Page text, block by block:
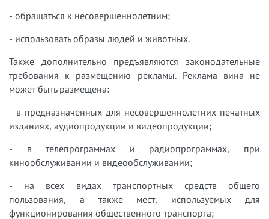
- обращаться к несовершеннолетним;
- использовать образы людей и животных.
Также дополнительно предъявляются законодательные
требования к размещению рекламы. Реклама вина не
может быть размещена:
- в предназначенных для несовершеннолетних печатных
изданиях, аудиопродукции и видеопродукции;
- в телепрограммах и радиопрограммах, при
кинообслуживании и видеообслуживании;
- на всех видах транспортных средств общего
пользования, а также мест, используемых для
функционирования общественного транспорта;